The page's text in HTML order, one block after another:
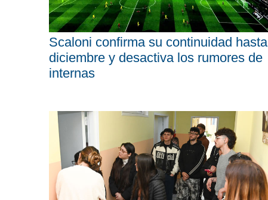
Scaloni confirma su continuidad hasta
diciembre y desactiva los rumores de
internas